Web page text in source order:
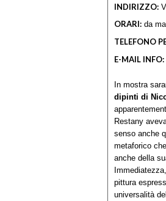
INDIRIZZO:
ORARI: da
TELEFONO
E-MAIL INFO:
In mostra
dipinti di
Restany
senso anche
metaforico
anche della
pittura
universalità